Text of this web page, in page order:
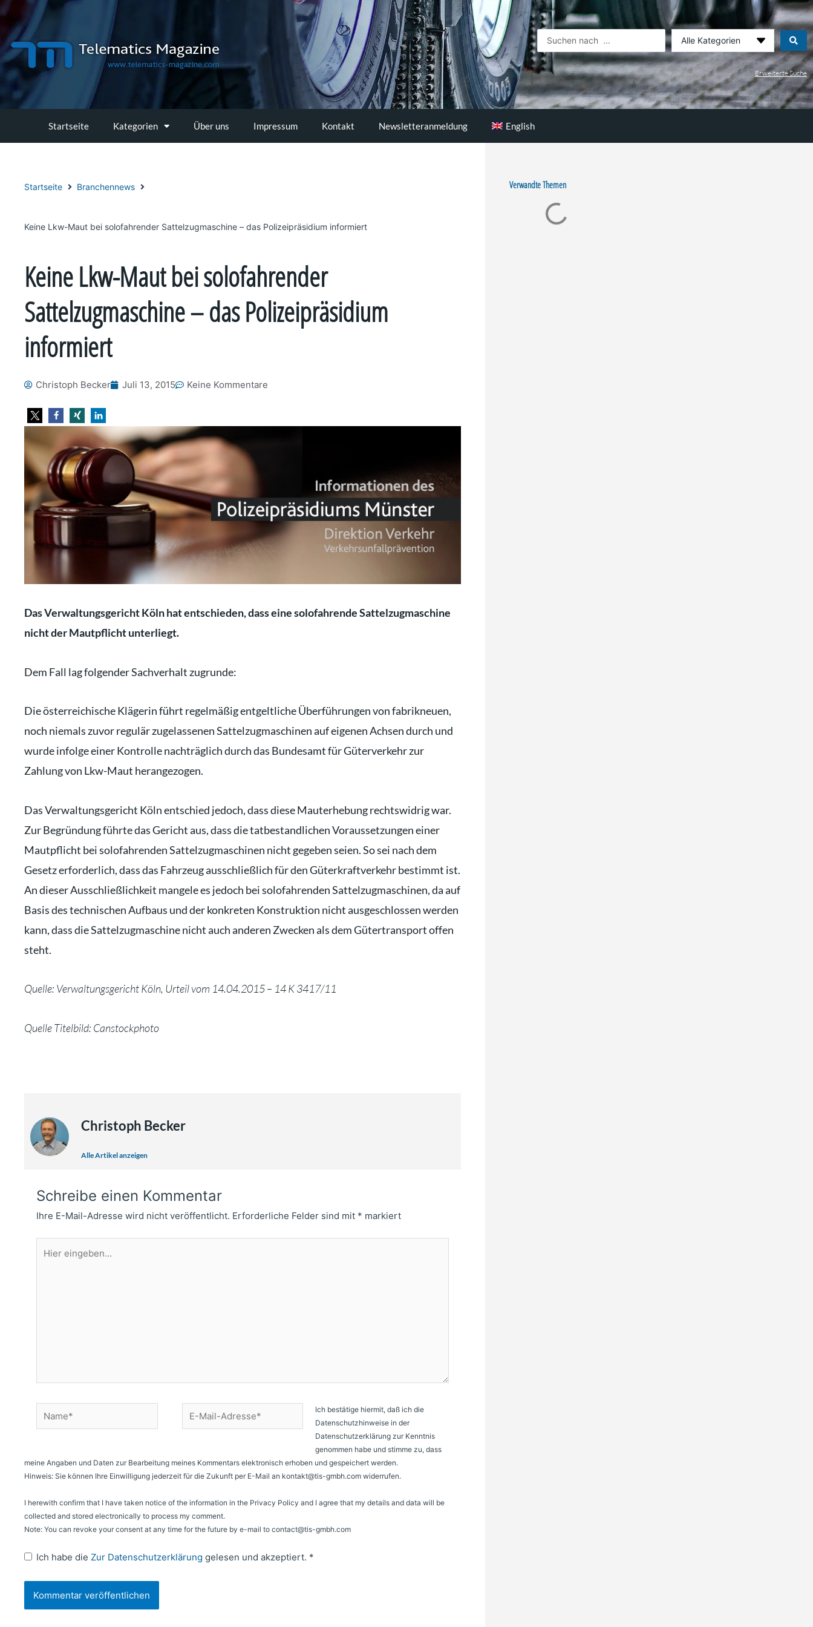
Zum
Inhalt
springen
Search
...
Erweiterte Suche
Startseite Kategorien Über uns Impressum Kontakt Newsletteranmeldung English
Startseite Branchennews
Keine Lkw-Maut bei solofahrender Sattelzugmaschine – das Polizeipräsidium informiert
Keine Lkw-Maut bei solofahrender
Sattelzugmaschine – das Polizeipräsidium
informiert
Christoph Becker Juli 13, 2015 Keine Kommentare
Das Verwaltungsgericht Köln hat entschieden, dass eine solofahrende Sattelzugmaschine
nicht der Mautpflicht unterliegt.
Dem Fall lag folgender Sachverhalt zugrunde:
Die österreichische Klägerin führt regelmäßig entgeltliche Überführungen von fabrikneuen,
noch niemals zuvor regulär zugelassenen Sattelzugmaschinen auf eigenen Achsen durch und
wurde infolge einer Kontrolle nachträglich durch das Bundesamt für Güterverkehr zur
Zahlung von Lkw-Maut herangezogen.
Das Verwaltungsgericht Köln entschied jedoch, dass diese Mauterhebung rechtswidrig war.
Zur Begründung führte das Gericht aus, dass die tatbestandlichen Voraussetzungen einer
Mautpflicht bei solofahrenden Sattelzugmaschinen nicht gegeben seien. So sei nach dem
Gesetz erforderlich, dass das Fahrzeug ausschließlich für den Güterkraftverkehr bestimmt ist.
An dieser Ausschließlichkeit mangele es jedoch bei solofahrenden Sattelzugmaschinen, da auf
Basis des technischen Aufbaus und der konkreten Konstruktion nicht ausgeschlossen werden
kann, dass die Sattelzugmaschine nicht auch anderen Zwecken als dem Gütertransport offen
steht.
Quelle: Verwaltungsgericht Köln, Urteil vom 14.04.2015 – 14 K 3417/11
Quelle Titelbild: Canstockphoto
Christoph Becker
Alle Artikel anzeigen
Schreibe einen Kommentar
Ihre E-Mail-Adresse wird nicht veröffentlicht. Erforderliche Felder sind mit * markiert
eingeben…
Name*
E-
Mail-
Ich bestätige hiermit, daß ich die
Datenschutzhinweise in der
Datenschutzerklärung zur Kenntnis
genommen habe und stimme zu, dass
meine Angaben und Daten zur Bearbeitung meines Kommentars elektronisch erhoben und gespeichert werden.
Hinweis: Sie können Ihre Einwilligung jederzeit für die Zukunft per E-Mail an kontakt@tis-gmbh.com widerrufen.
I herewith confirm that I have taken notice of the information in the Privacy Policy and I agree that my details and data will be
collected and stored electronically to process my comment.
Note: You can revoke your consent at any time for the future by e-mail to contact@tis-gmbh.com
Ich habe die Zur Datenschutzerklärung gelesen und akzeptiert. *
Verwandte Themen